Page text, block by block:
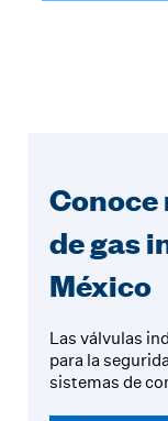
de gas
México
Las válvulas
para la
sistemas de